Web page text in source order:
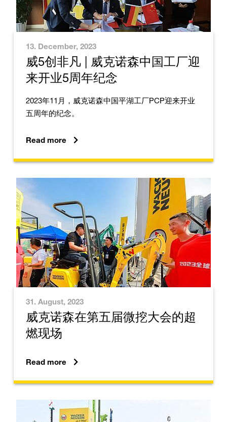
13. December, 2023
威5创非凡 | 威克诺森中国工厂迎
来开业5周年纪念
2023年11月，威克诺森中国平湖工厂PCP迎来开业
五周年的纪念。
Read more
31. August, 2023
威克诺森在第五届微挖大会的超
燃现场
Read more